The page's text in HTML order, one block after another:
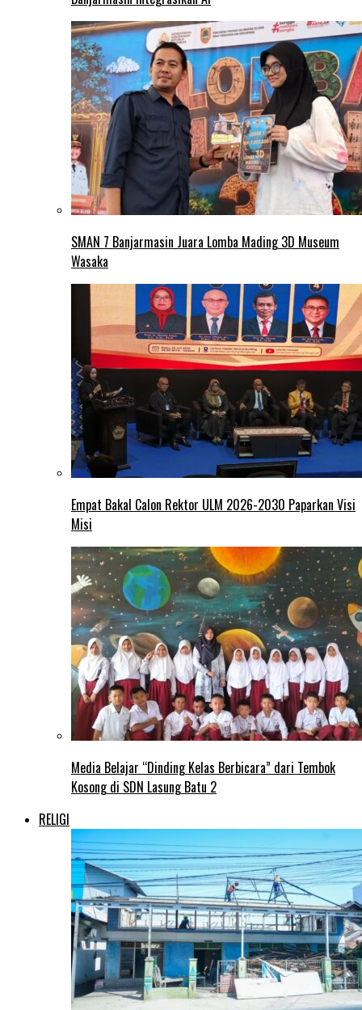
SMAN 7 Banjarmasin Juara Lomba Mading 3D Museum
Wasaka
Empat Bakal Calon Rektor ULM 2026-2030 Paparkan Visi
Misi
Media Belajar “Dinding Kelas Berbicara” dari Tembok
Kosong di SDN Lasung Batu 2
RELIGI